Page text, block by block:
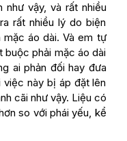
như vậy, và rất nhiều
rất nhiều lý do biện
mặc áo dài. Và em tự
buộc phải mặc áo dài
ai phản đối hay đưa
này bị áp đặt lên
cãi như vậy. Liệu có
so với phái yếu, kể